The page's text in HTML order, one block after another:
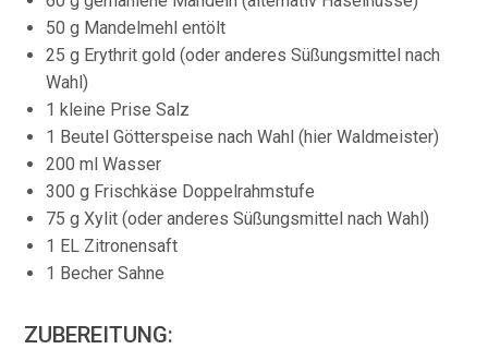
50 g Mandelmehl entölt
25 g Erythrit gold (oder anderes Süßungsmittel nach
Wahl)
1 kleine Prise Salz
1 Beutel Götterspeise nach Wahl (hier Waldmeister)
200 ml Wasser
300 g Frischkäse Doppelrahmstufe
75 g Xylit (oder anderes Süßungsmittel nach Wahl)
1 EL Zitronensaft
1 Becher Sahne
ZUBEREITUNG: